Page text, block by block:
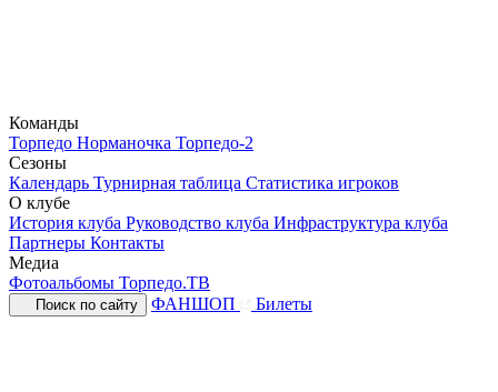
Команды
Торпедо Норманочка Торпедо-2
Сезоны
Календарь Турнирная таблица Статистика игроков
О клубе
История клуба Руководство клуба Инфраструктура клуба
Партнеры Контакты
Медиа
Фотоальбомы Торпедо.ТВ
Поиск по сайту ФАНШОП Билеты